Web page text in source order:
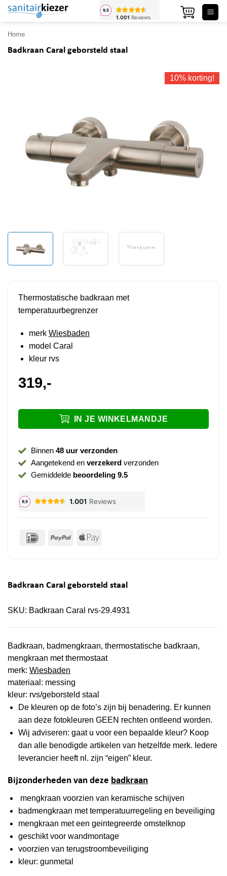
Ga
inhoud
Home
Badkraan Caral geborsteld staal
10% korting!
Thermostatische badkraan met
temperatuurbegrenzer
merk Wiesbaden
model Caral
kleur rvs
319,-
IN JE WINKELMANDJE
Binnen 48 uur verzonden
Aangetekend en verzekerdverzonden
Gemiddelde beoordeling 9.5
IDeal PayPal Apple
Badkraan Caral geborsteld staal
SKU: Badkraan Caral rvs-29.4931
Badkraan, badmengkraan, thermostatische badkraan,
mengkraan met thermostaat
merk: Wiesbaden
materiaal: messing
kleur: rvs/geborsteld staal
De kleuren op de foto’s zijn bij benadering. Er kunnen
aan deze fotokleuren GEEN rechten ontleend worden.
Wij adviseren: gaat u voor een bepaalde kleur? Koop
dan alle benodigde artikelen van hetzelfde merk. Iedere
leverancier heeft nl. zijn “eigen” kleur.
Bijzonderheden van deze badkraan
mengkraan voorzien van keramische schijven
badmengkraan met temperatuurregeling en beveiliging
mengkraan met een geintegreerde omstelknop
geschikt voor wandmontage
voorzien van terugstroombeveiliging
kleur: gunmetal